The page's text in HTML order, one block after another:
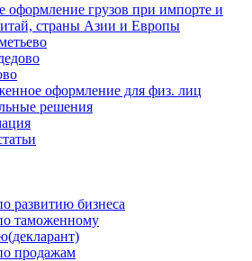
оформление грузов при импорте и
страны Азии и Европы
оформление для физ. лиц
решения
развитию бизнеса
таможенному
продажам